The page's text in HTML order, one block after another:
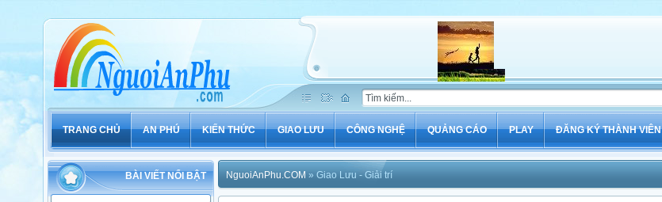
TRANG CHỦ AN PHÚ KIẾN THỨC GIAO LƯU CÔNG NGHỆ QUẢNG CÁO PLAY ĐĂNG KÝ THÀNH VIÊN
BÀI VIẾT NỔI BẬT NguoiAnPhu.COM » Giao Lưu - Giải trí